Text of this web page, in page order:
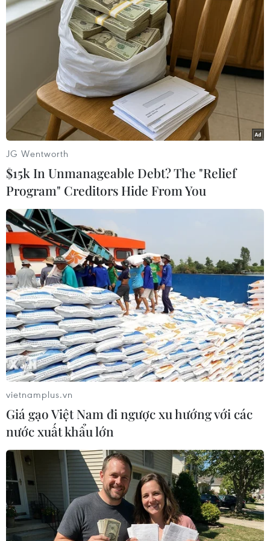
Dự kiến ông Tharman sẽ nhận giải thưởng này
bên lề hội nghị thường niên củaNgân hàng Thế
giới và IMF diễn ra ở Washington trong ngày
Việt Hải/Singapore (Vietnam+)
#Euromoney
#Bộ trưởng Tài chính Singapore
#Tharman Shanmugaratnam
#Vinh danh
Anh
Nga
Singapore
Theo dõi VietnamPlus
TIN CÙNG CHUYÊN MỤC
JG Wentworth
$15k In Unmanageable Debt? The "Relief
Program" Creditors Hide From You
vietnamplus.vn
Giá gạo Việt Nam đi ngược xu hướng với các
nước xuất khẩu lớn